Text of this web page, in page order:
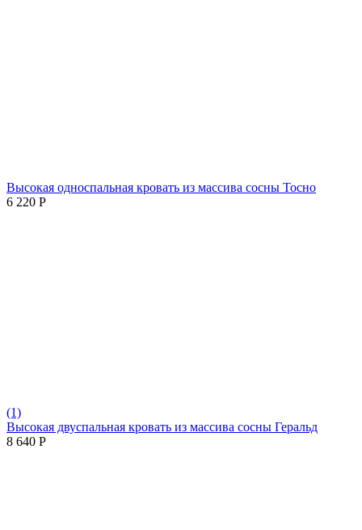
Высокая односпальная кровать из массива сосны Тосно
6 220 Р
(1)
Высокая двуспальная кровать из массива сосны Геральд
8 640 Р